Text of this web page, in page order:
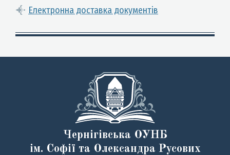
Електронна доставка документів
Чернігівська ОУНБ
ім. Софії та Олександра Русових